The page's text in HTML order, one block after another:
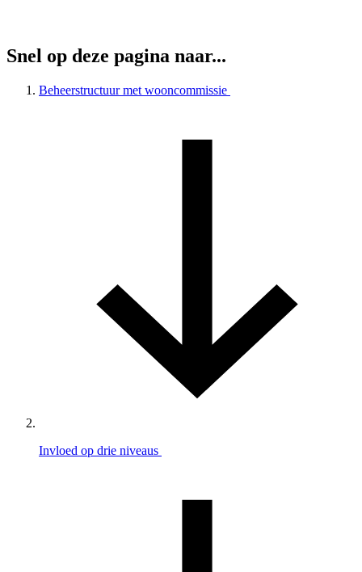
Snel op deze pagina naar...
Beheerstructuur met wooncommissie
Invloed op drie niveaus